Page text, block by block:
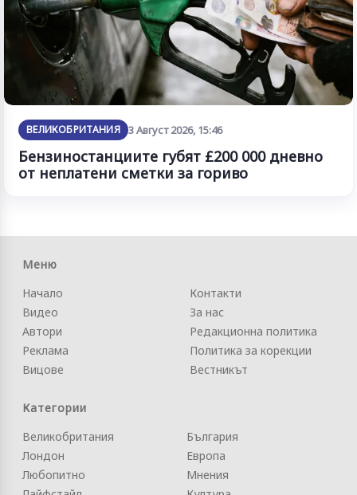
ВЕЛИКОБРИТАНИЯ 3 Август 2026, 15:46
Бензиностанциите губят £200 000 дневно
от неплатени сметки за гориво
Меню
Начало
Видео
Автори
Реклама
Вицове
Контакти
За нас
Редакционна политика
Политика за корекции
Вестникът
Категории
Великобритания
Лондон
Любопитно
България
Европа
Мнения